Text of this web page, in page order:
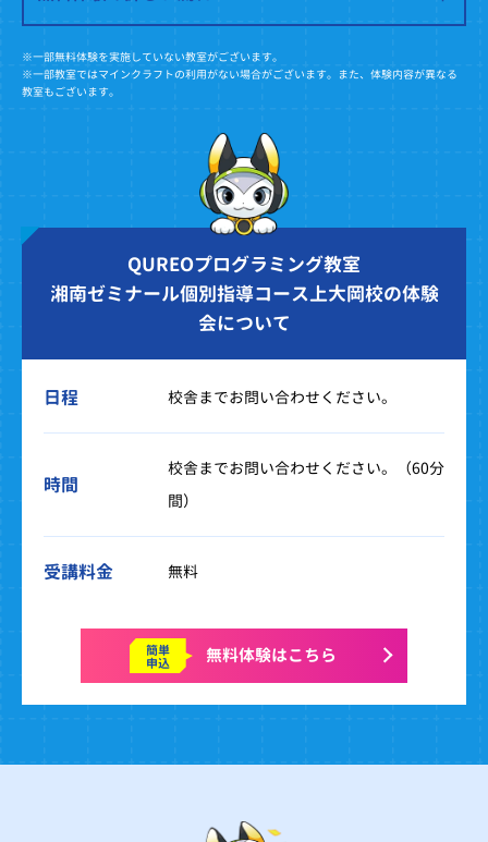
※一部無料体験を実施していない教室がございます。
※一部教室ではマインクラフトの利用がない場合がございます。また、体験内容が異なる
教室もございます。
QUREOプログラミング教室
湘南ゼミナール個別指導コース上大岡校の体験
会について
日程 校舎までお問い合わせください。
時間
校舎までお問い合わせください。（60分
間）
受講料金 無料
簡単
申込 無料体験はこちら